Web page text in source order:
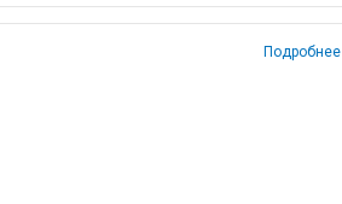
Подробнее